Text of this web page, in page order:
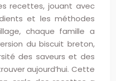
recettes, jouant avec
et les méthodes
chaque famille a
du biscuit breton,
des saveurs et des
aujourd’hui. Cette